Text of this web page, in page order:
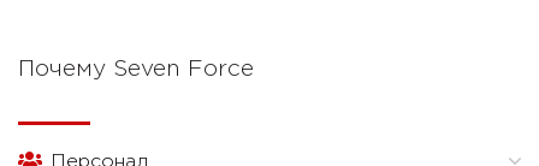
Почему Seven Force
Персонал